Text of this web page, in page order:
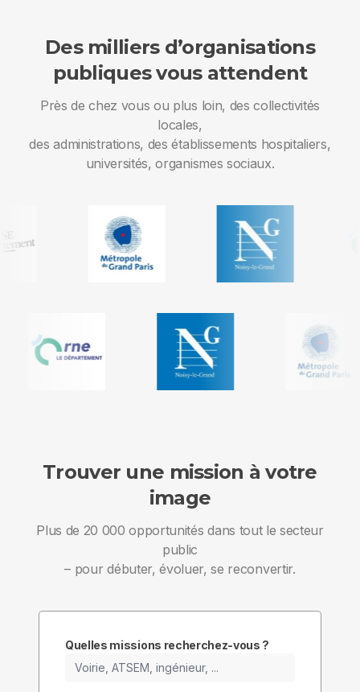
Des milliers d’organisations
publiques vous attendent
Près de chez vous ou plus loin, des collectivités
locales,
des administrations, des établissements hospitaliers,
universités, organismes sociaux.
Trouver une mission à votre
image
Plus de 20 000 opportunités dans tout le secteur
public
– pour débuter, évoluer, se reconvertir.
Quelles missions recherchez-vous ?